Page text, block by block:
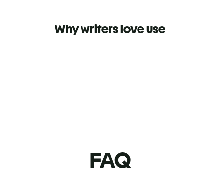
Why writers love use
FAQ